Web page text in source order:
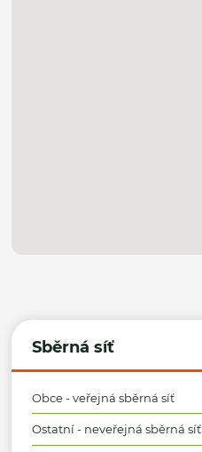
Sběrná síť
Obce - veřejná sběrná síť
Ostatní - neveřejná sběrná síť